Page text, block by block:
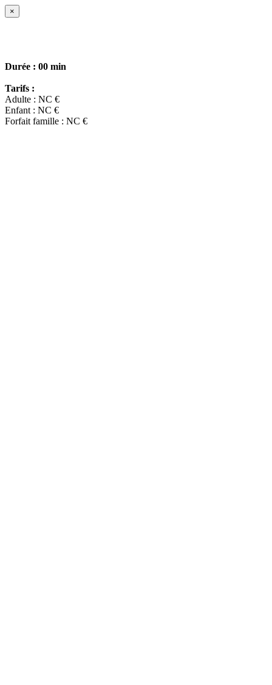
×
Durée : 00 min
Tarifs :
Adulte : NC €
Enfant : NC €
Forfait famille : NC €